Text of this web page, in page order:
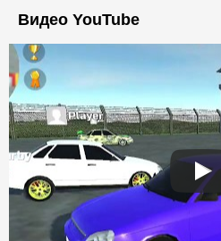
Видео YouTube